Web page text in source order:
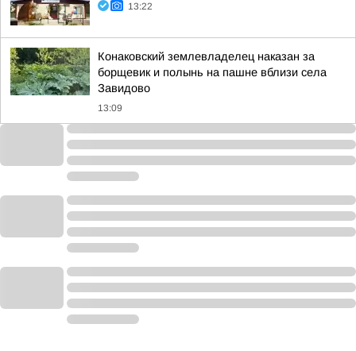
13:22
Конаковский землевладелец наказан за
борщевик и полынь на пашне вблизи села
Завидово
13:09